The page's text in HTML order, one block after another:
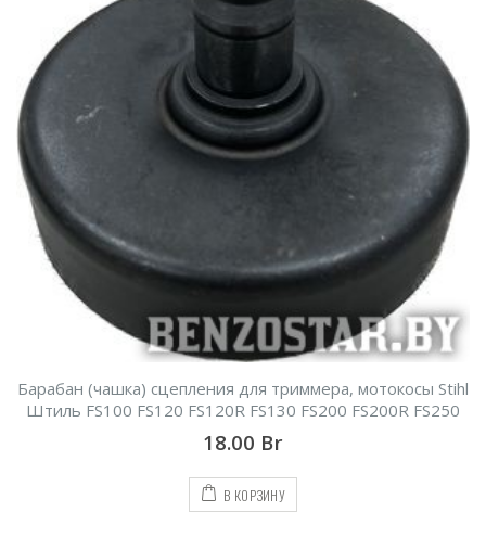
Барабан (чашка) сцепления для триммера, мотокосы Stihl
Штиль FS100 FS120 FS120R FS130 FS200 FS200R FS250
18.00 Br
В КОРЗИНУ